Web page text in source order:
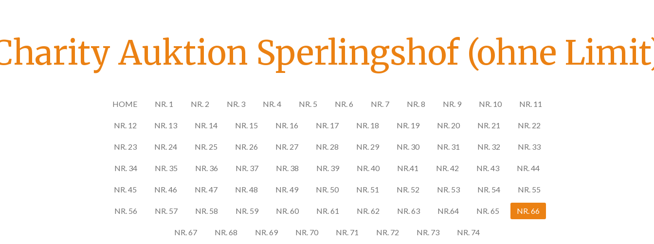
Auktion Sperlingshof (ohne
HOME NR. 1 NR. 2 NR. 3 NR. 4 NR. 5 NR. 6 NR. 7 NR. 8 NR. 9 NR. 10 NR. 11
NR. 12 NR. 13 NR. 14 NR. 15 NR. 16 NR. 17 NR. 18 NR. 19 NR. 20 NR. 21 NR. 22
NR. 23 NR. 24 NR. 25 NR. 26 NR. 27 NR. 28 NR. 29 NR. 30 NR. 31 NR. 32 NR. 33
NR. 34 NR. 35 NR. 36 NR. 37 NR. 38 NR. 39 NR. 40 NR.41 NR. 42 NR. 43 NR. 44
NR. 45 NR. 46 NR. 47 NR. 48 NR. 49 NR. 50 NR. 51 NR. 52 NR. 53 NR. 54 NR. 55
NR. 56 NR. 57 NR. 58 NR. 59 NR. 60 NR. 61 NR. 62 NR. 63 NR.64 NR. 65 NR. 66
NR. 67 NR. 68 NR. 69 NR. 70 NR. 71 NR. 72 NR. 73 NR. 74